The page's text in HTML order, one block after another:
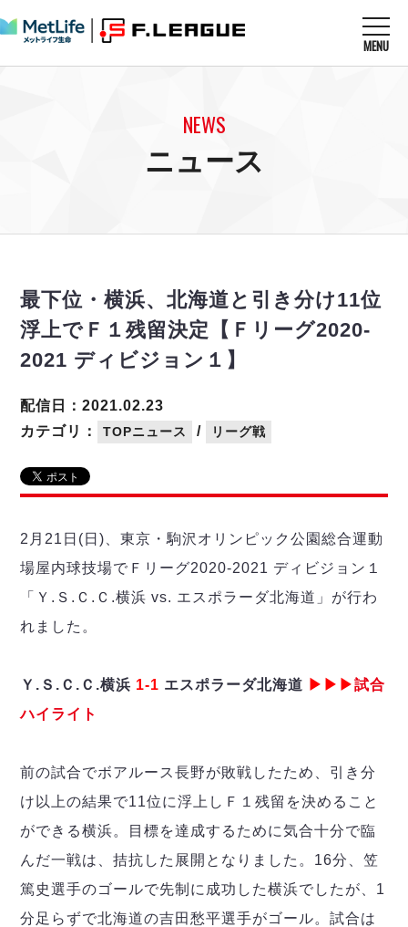
MENU
U-23選抜
メディア情報
フットサル日本代表
その他
戦績表
警告・退場・出場停止選手
個人ランキング｜ゴール
個人ランキング｜シュート
個人ランキング｜シュート成功率
個人ランキング｜第2PK
メットライフ生命Ｆ２リーグ
順位表
戦績表
警告・退場・出場停止選手
個人ランキング｜シュート
個人ランキング｜第2PK
試合日程・結果
大会概要
アリーナ情報
チケット情報
過去の記録
エスポラーダ北海道
バルドラール浦安
フウガドールすみだ
立川アスレティックFC
ペスカドーラ町田
ボアルース長野
シュライカー大阪
ボルクバレット北九州
バサジィ大分
メットライフ生命Ｆ２リーグ
ヴォスクオーレ仙台
リガーレヴィア葛飾
ヴィンセドール白山
アグレミーナ浜松
デウソン神戸
ミラクルスマイル新居浜
アリーナ情報 ARENA
リーグ概要 ABOUT US
リーグ概要
大会概要
リーグ要項
クラブライセンス関連
過去の記録
過去の試合記録
ディビジョン1 試合記録
ディビジョン2 試合記録
Ｆリーグカップ 試合記録
記念ゴール
担当審判員
選手の通算記録（Ｆ１）
エスポラーダ北海道
バルドラール浦安
フウガドールすみだ
プロジェクト PROJECT
ABeam AWARD
DIVISION01
DIVISION02
NEWS
ニュース
最下位・横浜、北海道と引き分け11位
浮上でＦ１残留決定【Ｆリーグ2020-
2021 ディビジョン１】
カテゴリ： TOPニュース / リーグ戦
配信日：2021.02.23
2月21日(日)、東京・駒沢オリンピック公園総合運動
場屋内球技場でＦリーグ2020-2021 ディビジョン１
「Ｙ.Ｓ.Ｃ.Ｃ.横浜 vs. エスポラーダ北海道」が行わ
れました。
Ｙ.Ｓ.Ｃ.Ｃ.横浜 1-1 エスポラーダ北海道 ▶▶▶試合
ハイライト
前の試合でボアルース長野が敗戦したため、引き分
け以上の結果で11位に浮上しＦ１残留を決めること
ができる横浜。目標を達成するために気合十分で臨
んだ一戦は、拮抗した展開となりました。16分、笠
篤史選手のゴールで先制に成功した横浜でしたが、1
分足らずで北海道の吉田愁平選手がゴール。試合は